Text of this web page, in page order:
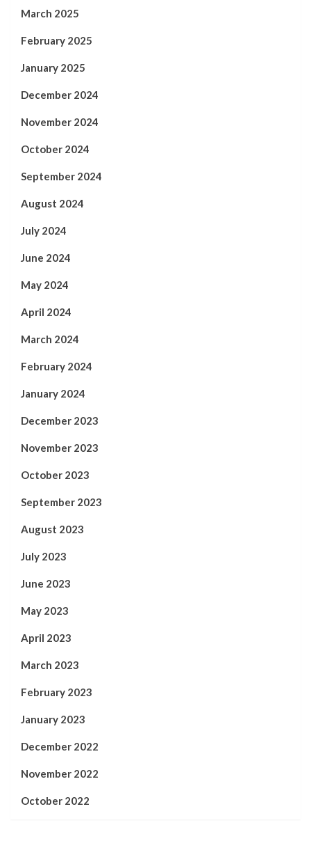
March 2025
February 2025
January 2025
December 2024
November 2024
October 2024
September 2024
August 2024
July 2024
June 2024
May 2024
April 2024
March 2024
February 2024
January 2024
December 2023
November 2023
October 2023
September 2023
August 2023
July 2023
June 2023
May 2023
April 2023
March 2023
February 2023
January 2023
December 2022
November 2022
October 2022